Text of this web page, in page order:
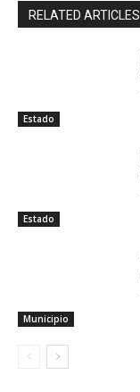
RELATED ARTICLES
Estado
Estado
Municipio